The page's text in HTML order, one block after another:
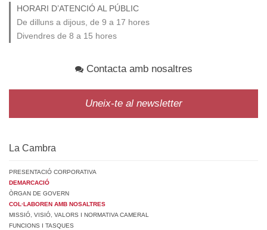
HORARI D’ATENCIÓ AL PÚBLIC
De dilluns a dijous, de 9 a 17 hores
Divendres de 8 a 15 hores
Contacta amb nosaltres
Uneix-te al newsletter
La Cambra
PRESENTACIÓ CORPORATIVA
DEMARCACIÓ
ÒRGAN DE GOVERN
COL·LABOREN AMB NOSALTRES
MISSIÓ, VISIÓ, VALORS I NORMATIVA CAMERAL
FUNCIONS I TASQUES